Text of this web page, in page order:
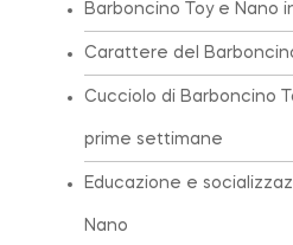
Barboncino Toy e Nano
Carattere del
Cucciolo di Barboncino
prime settimane
Educazione e
Nano